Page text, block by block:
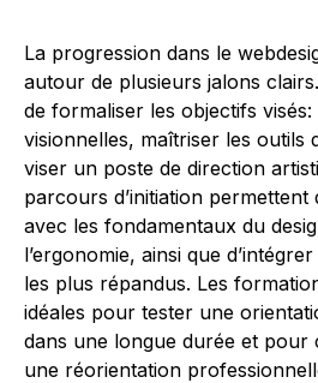
La progression dans le
autour de plusieurs jalons
de formaliser les objectifs
visionnelles, maîtriser les outils
viser un poste de direction
parcours d’initiation permettent
avec les fondamentaux du
l’ergonomie, ainsi que
les plus répandus. Les
idéales pour tester une
dans une longue durée et pour
une réorientation